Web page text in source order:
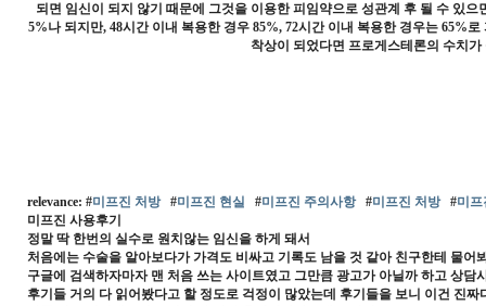
되면 임신이 되지 않기 때문에 그것을 이용한 피임약으로 성관계 후 될 수 있
5%나 되지만, 48시간 이내 복용한 경우 85%, 72시간 이내 복용한 경우는 65%
착상이 되었다면 프로게스테론의 수치
relevance: #미프진 처방#미프진 현실 #미프진 주의사항#미프진 처방#미
미프진 사용후기
정말 딱 한번의 실수로 원치않는 임신을 하게 돼서
처음에는 수술을 알아보다가 가격도 비싸고 기록도 남을 것 같아 친구한테 물어
구글에 검색하자마자 맨 처음 쓰는 사이트였고 그만큼 광고가 아닐까 하고 상
후기들 거의 다 읽어봤다고 할 정도로 걱정이 많았는데 후기들을 보니 이건 진짜